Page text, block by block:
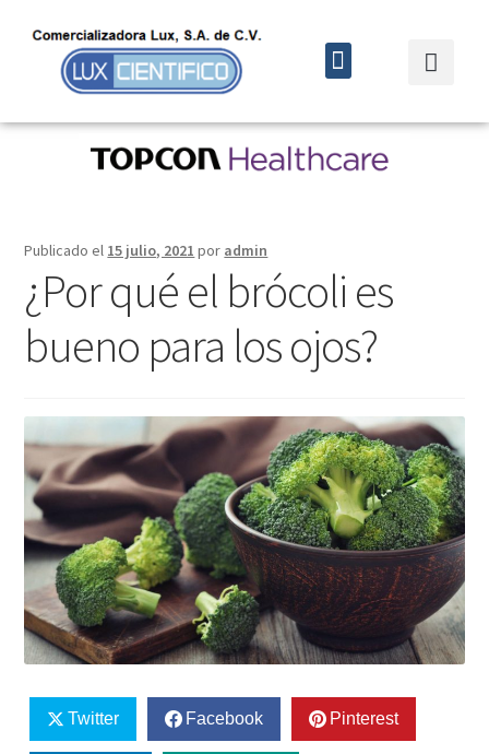
Publicado el 15 julio, 2021 por admin
¿Por qué el brócoli es
bueno para los ojos?
Twitter Facebook Pinterest